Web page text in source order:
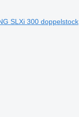
SLXi 300 doppelstock